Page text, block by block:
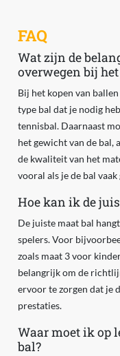
FAQ
Wat zijn de
overwegen bij
Bij het kopen van
type bal dat je nodig
tennisbal. Daarnaast
het gewicht van de bal,
de kwaliteit van het
vooral als je de bal
Hoe kan ik de
De juiste maat bal
spelers. Voor
zoals maat 3 voor
belangrijk om de
ervoor te zorgen dat je
prestaties.
Waar moet ik op
bal?